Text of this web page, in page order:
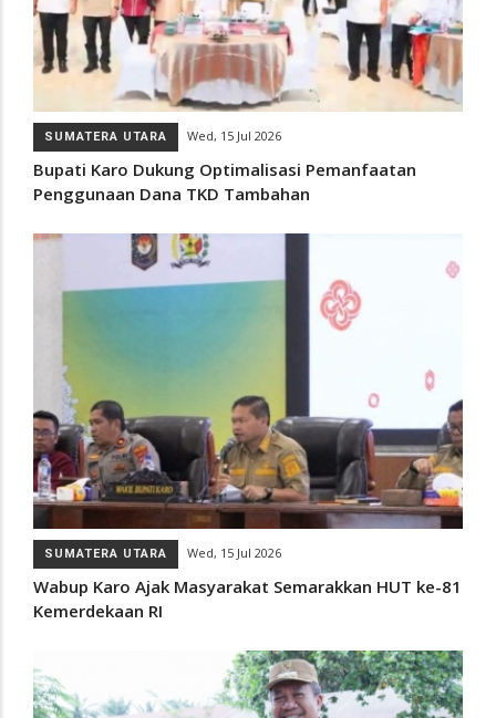
SUMATERA UTARA Wed, 15 Jul 2026
Bupati Karo Dukung Optimalisasi Pemanfaatan
Penggunaan Dana TKD Tambahan
SUMATERA UTARA Wed, 15 Jul 2026
Wabup Karo Ajak Masyarakat Semarakkan HUT ke-81
Kemerdekaan RI